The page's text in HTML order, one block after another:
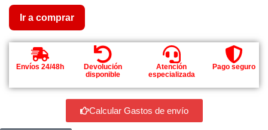
Ir a comprar
Envíos 24/48h
Devolución
disponible
Atención
especializada
Pago seguro
Calcular Gastos de envío